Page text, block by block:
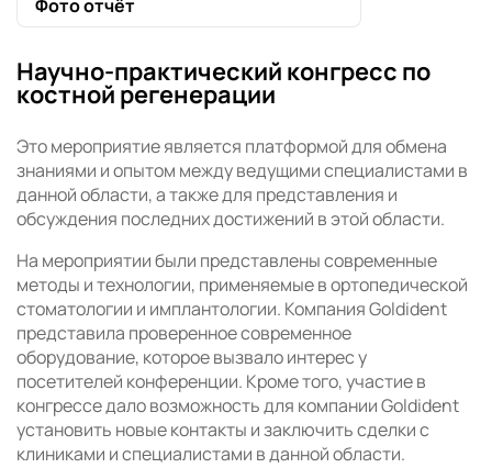
Фото отчёт
Научно-практический конгресс по
костной регенерации
Это мероприятие является платформой для обмена
знаниями и опытом между ведущими специалистами в
данной области, а также для представления и
обсуждения последних достижений в этой области.
На мероприятии были представлены современные
методы и технологии, применяемые в ортопедической
стоматологии и имплантологии. Компания Goldident
представила проверенное современное
оборудование, которое вызвало интерес у
посетителей конференции. Кроме того, участие в
конгрессе дало возможность для компании Goldident
установить новые контакты и заключить сделки с
клиниками и специалистами в данной области.